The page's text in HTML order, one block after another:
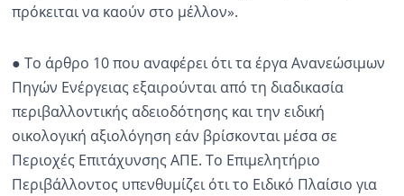
πρόκειται να καούν στο μέλλον».
● Το άρθρο 10 που αναφέρει ότι τα έργα Ανανεώσιμων
Πηγών Ενέργειας εξαιρούνται από τη διαδικασία
περιβαλλοντικής αδειοδότησης και την ειδική
οικολογική αξιολόγηση εάν βρίσκονται μέσα σε
Περιοχές Επιτάχυνσης ΑΠΕ. Το Επιμελητήριο
Περιβάλλοντος υπενθυμίζει ότι το Ειδικό Πλαίσιο για